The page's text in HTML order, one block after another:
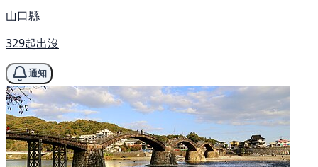
山口縣
329起出沒
通知